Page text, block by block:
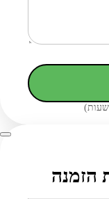
הזמנה